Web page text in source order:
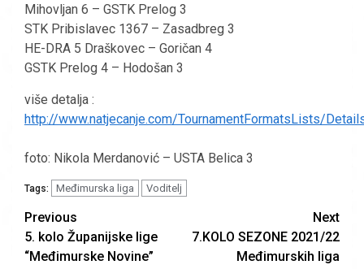
Mihovljan 6 – GSTK Prelog 3
STK Pribislavec 1367 – Zasadbreg 3
HE-DRA 5 Draškovec – Goričan 4
GSTK Prelog 4 – Hodošan 3
više detalja :
http://www.natjecanje.com/TournamentFormatsLists/
foto: Nikola Merdanović – USTA Belica 3
Tags: Međimurska liga Voditelj
Continue
Reading
Previous
5. kolo Županijske lige
“Međimurske Novine”
Next
7.KOLO SEZONE 2021/22
Međimurskih liga